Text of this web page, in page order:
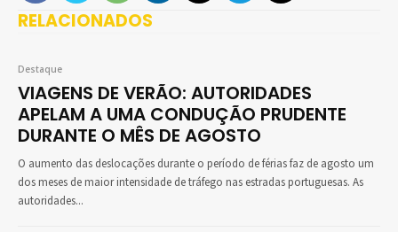
RELACIONADOS
Destaque
VIAGENS DE VERÃO: AUTORIDADES
APELAM A UMA CONDUÇÃO PRUDENTE
DURANTE O MÊS DE AGOSTO
O aumento das deslocações durante o período de férias faz de agosto um
dos meses de maior intensidade de tráfego nas estradas portuguesas. As
autoridades...